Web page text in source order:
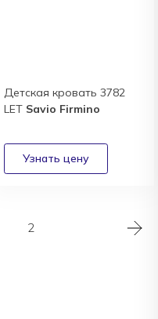
Детская кровать 3782
LET Savio Firmino
2